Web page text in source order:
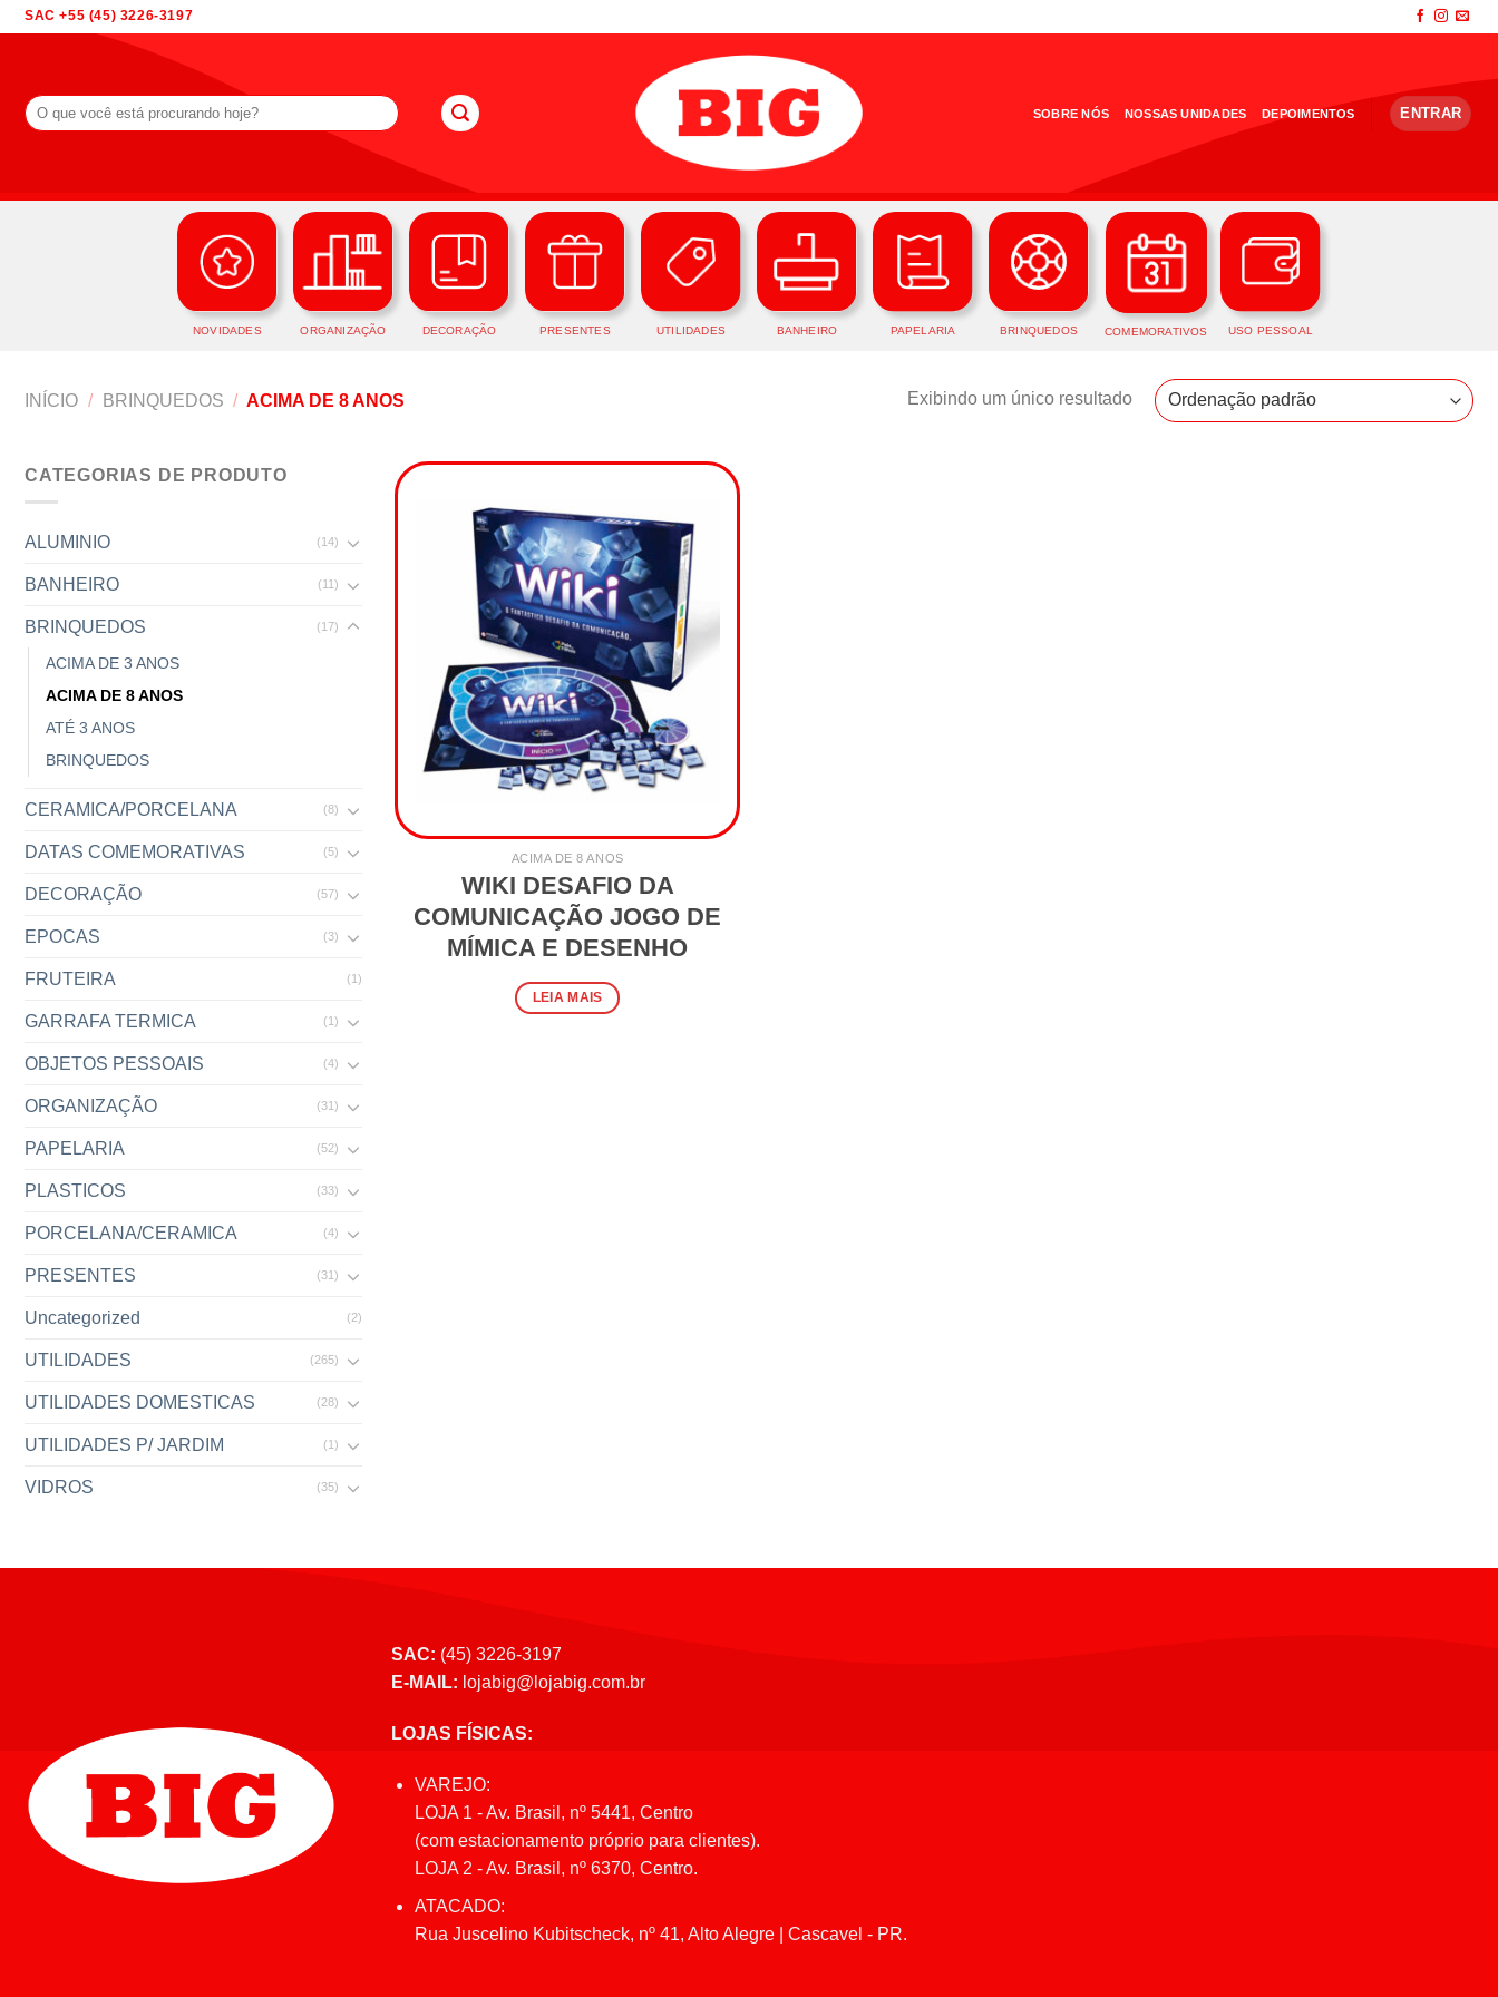
SkipSAC +55 (45) 3226-3197
Pesquisar
por:
SOBRE NÓS NOSSAS UNIDADES DEPOIMENTOS ENTRAR
NOVIDADES ORGANIZAÇÃO DECORAÇÃO PRESENTES UTILIDADES BANHEIRO PAPELARIA BRINQUEDOS COMEMORATIVOS USO PESSOAL
INÍCIO / BRINQUEDOS / ACIMA DE 8 ANOS Exibindo um único resultado
CATEGORIAS DE PRODUTO
ALUMINIO (14)
BANHEIRO (11)
BRINQUEDOS (17)
ACIMA DE 3 ANOS
ACIMA DE 8 ANOS
ATÉ 3 ANOS
BRINQUEDOS
CERAMICA/PORCELANA (8)
DATAS COMEMORATIVAS (5)
DECORAÇÃO (57)
EPOCAS (3)
FRUTEIRA (1)
GARRAFA TERMICA (1)
OBJETOS PESSOAIS (4)
ORGANIZAÇÃO (31)
PAPELARIA (52)
PLASTICOS (33)
PORCELANA/CERAMICA (4)
PRESENTES (31)
Uncategorized (2)
UTILIDADES (265)
UTILIDADES DOMESTICAS (28)
UTILIDADES P/ JARDIM (1)
VIDROS (35)
ACIMA DE 8 ANOS
WIKI DESAFIO DA
COMUNICAÇÃO JOGO DE
MÍMICA E DESENHO
LEIA MAIS
SAC: (45) 3226-3197
E-MAIL: lojabig@lojabig.com.br
LOJAS FÍSICAS:
VAREJO:
LOJA 1 - Av. Brasil, nº 5441, Centro
(com estacionamento próprio para clientes).
LOJA 2 - Av. Brasil, nº 6370, Centro.
ATACADO:
Rua Juscelino Kubitscheck, nº 41, Alto Alegre | Cascavel - PR.